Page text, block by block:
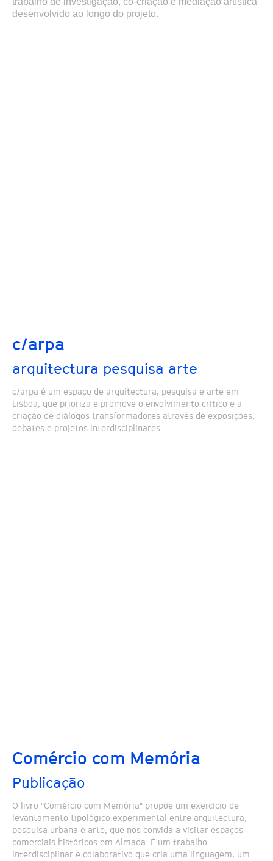
desenvolvido ao longo do projeto.
c/arpa
arquitectura pesquisa arte
c/arpa é um espaço de arquitectura, pesquisa e arte em
Lisboa, que prioriza e promove o envolvimento crítico e a
criação de diálogos transformadores através de exposições,
debates e projetos interdisciplinares.
Comércio com Memória
Publicação
O livro "Comércio com Memória" propõe um exercício de
levantamento tipológico experimental entre arquitectura,
pesquisa urbana e arte, que nos convida a visitar espaços
comerciais históricos em Almada. É um trabalho
interdisciplinar e colaborativo que cria uma linguagem, um